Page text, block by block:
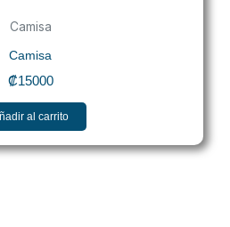
Camisa
Camisa
₡15000
al carrito